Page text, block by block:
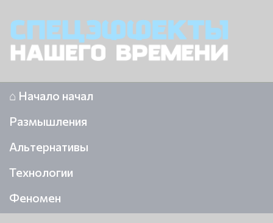
⌂ Начало начал
Размышления
Альтернативы
Технологии
Феномен